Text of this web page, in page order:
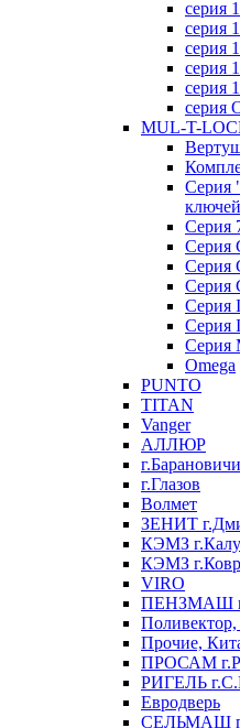
серия
серия
серия
серия
серия
серия
MUL-T-
Серия
Серия
Серия
Серия
Серия
Серия
Серия
Серия
Omega
PUNTO
TITAN
Vanger
АЛЛЮР
г.Барановичи
г.Глазов
Волмет
ЗЕНИТ
КЭМЗ
КЭМЗ
VIRO
ПЕНЗМАШ
Поливектор,
Прочие,
ПРОСАМ
РИГЕЛЬ
Евродверь
СЕЛЬМАШ